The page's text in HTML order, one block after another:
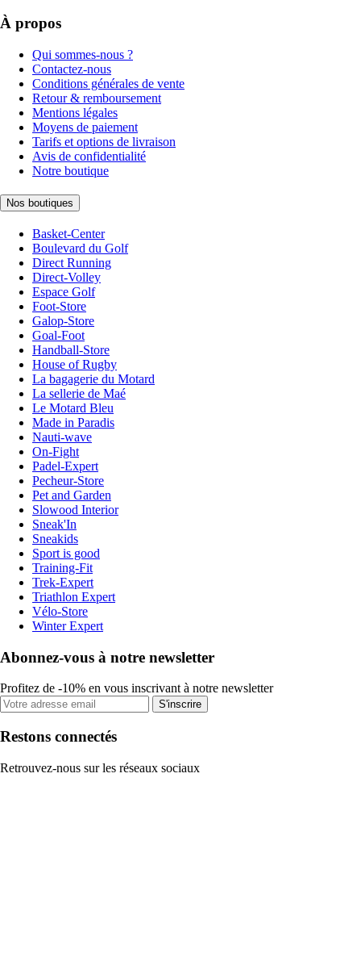
À propos
Qui sommes-nous ?
Contactez-nous
Conditions générales de vente
Retour & remboursement
Mentions légales
Moyens de paiement
Tarifs et options de livraison
Avis de confidentialité
Notre boutique
Nos boutiques
Basket-Center
Boulevard du Golf
Direct Running
Direct-Volley
Espace Golf
Foot-Store
Galop-Store
Goal-Foot
Handball-Store
House of Rugby
La bagagerie du Motard
La sellerie de Maé
Le Motard Bleu
Made in Paradis
Nauti-wave
On-Fight
Padel-Expert
Pecheur-Store
Pet and Garden
Slowood Interior
Sneak'In
Sneakids
Sport is good
Training-Fit
Trek-Expert
Triathlon Expert
Vélo-Store
Winter Expert
Abonnez-vous à notre newsletter
Profitez de -10% en vous inscrivant à notre newsletter
S'inscrire
Restons connectés
Retrouvez-nous sur les réseaux sociaux